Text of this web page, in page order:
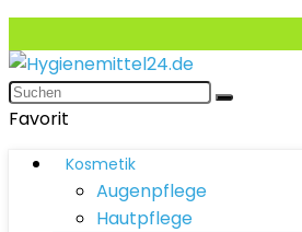
Favorit
Kosmetik
Augenpflege
Hautpflege